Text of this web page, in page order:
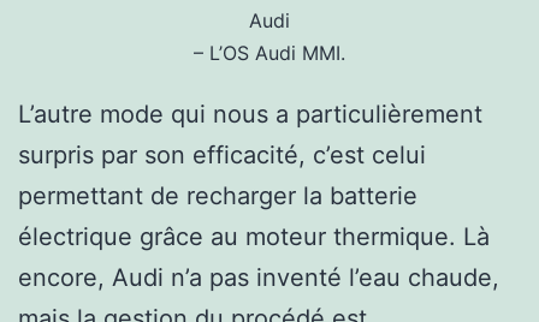
Audi
– L’OS Audi MMI.
L’autre mode qui nous a particulièrement
surpris par son efficacité, c’est celui
permettant de recharger la batterie
électrique grâce au moteur thermique. Là
encore, Audi n’a pas inventé l’eau chaude,